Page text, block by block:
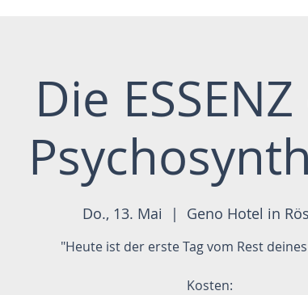
Die
Do., 13. Mai
  |
Geno Hotel in
"Heute ist der erste Tag vom Rest
Kosten: